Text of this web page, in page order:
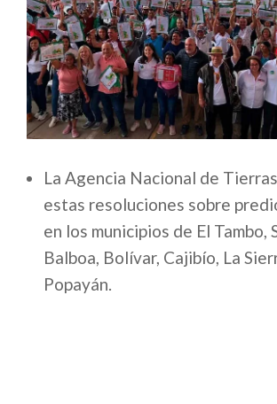
La Agencia Nacional de
estas resoluciones sobre
en los municipios de El Tambo,
Balboa, Bolívar, Cajibío, La
Popayán.